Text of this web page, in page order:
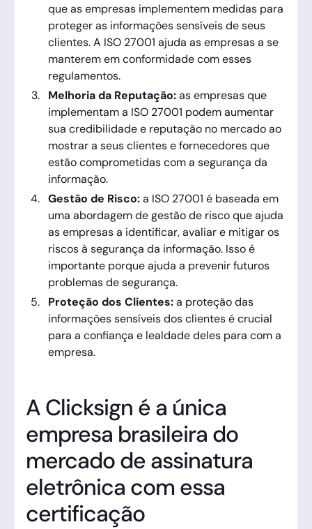
que as empresas implementem medidas para
proteger as informações sensíveis de seus
clientes. A ISO 27001 ajuda as empresas a se
manterem em conformidade com esses
regulamentos.
Melhoria da Reputação:as empresas que
implementam a ISO 27001 podem aumentar
sua credibilidade e reputação no mercado ao
mostrar a seus clientes e fornecedores que
estão comprometidas com a segurança da
informação.
Gestão de Risco:a ISO 27001 é baseada em
uma abordagem de gestão de risco que ajuda
as empresas a identificar, avaliar e mitigar os
riscos à segurança da informação. Isso é
importante porque ajuda a prevenir futuros
problemas de segurança.
Proteção dos Clientes:a proteção das
informações sensíveis dos clientes é crucial
para a confiança e lealdade deles para com a
empresa.
A Clicksign é a única
empresa brasileira do
mercado de assinatura
eletrônica com essa
certificação